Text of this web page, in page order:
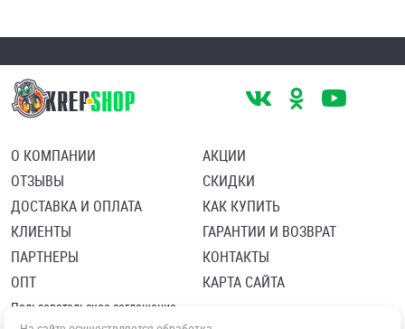
О КОМПАНИИ
ОТЗЫВЫ
ДОСТАВКА И ОПЛАТА
КЛИЕНТЫ
ПАРТНЕРЫ
ОПТ
АКЦИИ
СКИДКИ
КАК КУПИТЬ
ГАРАНТИИ И ВОЗВРАТ
КОНТАКТЫ
КАРТА САЙТА
Пользовательское соглашение
Политика в отношении обработки персональных данных